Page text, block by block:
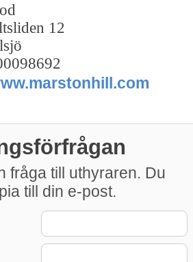
12
fråga till uthyraren. Du
till din e-post.